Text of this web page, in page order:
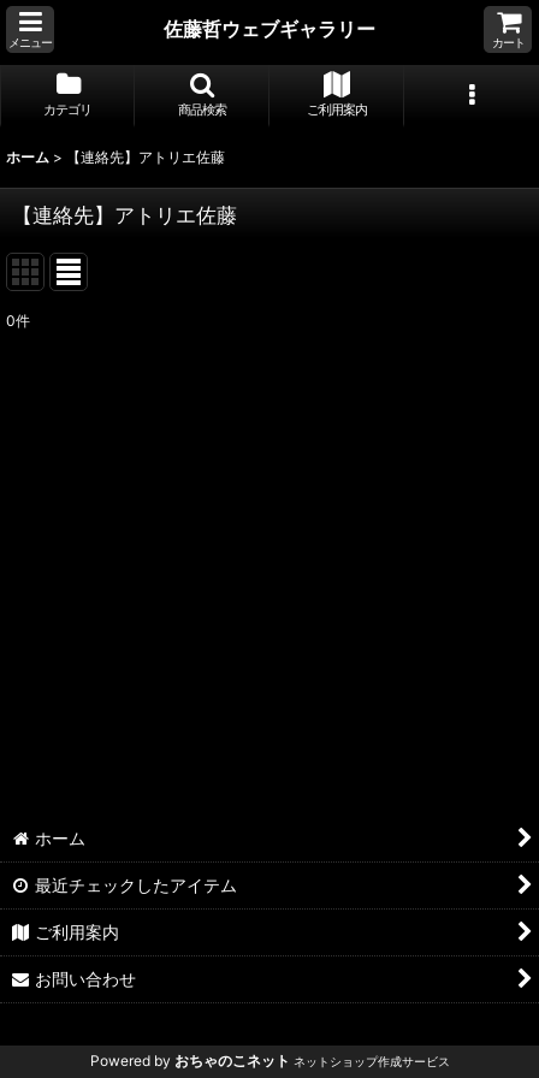
メニュー
佐藤哲ウェブギャラリー
カート
カテゴリ 商品検索 ご利用案内
ホーム > 【連絡先】アトリエ佐藤
【連絡先】アトリエ佐藤
0件
ホーム
最近チェックしたアイテム
ご利用案内
お問い合わせ
Powered by おちゃのこネット ネットショップ作成サービス